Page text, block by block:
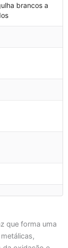
brancos a
que forma uma